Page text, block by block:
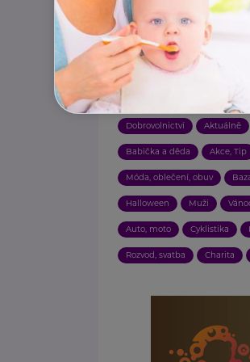
Závislosti Zajímavost
Vztahy Porod
Násilí Hračky
Rodič
Dobrovolnictví Aktuálně
Babička a děda Akce, Tip
Móda, oblečení, obuv
Halloween Muži
Auto, moto Cyklistika
Rozvod, svatba Charita